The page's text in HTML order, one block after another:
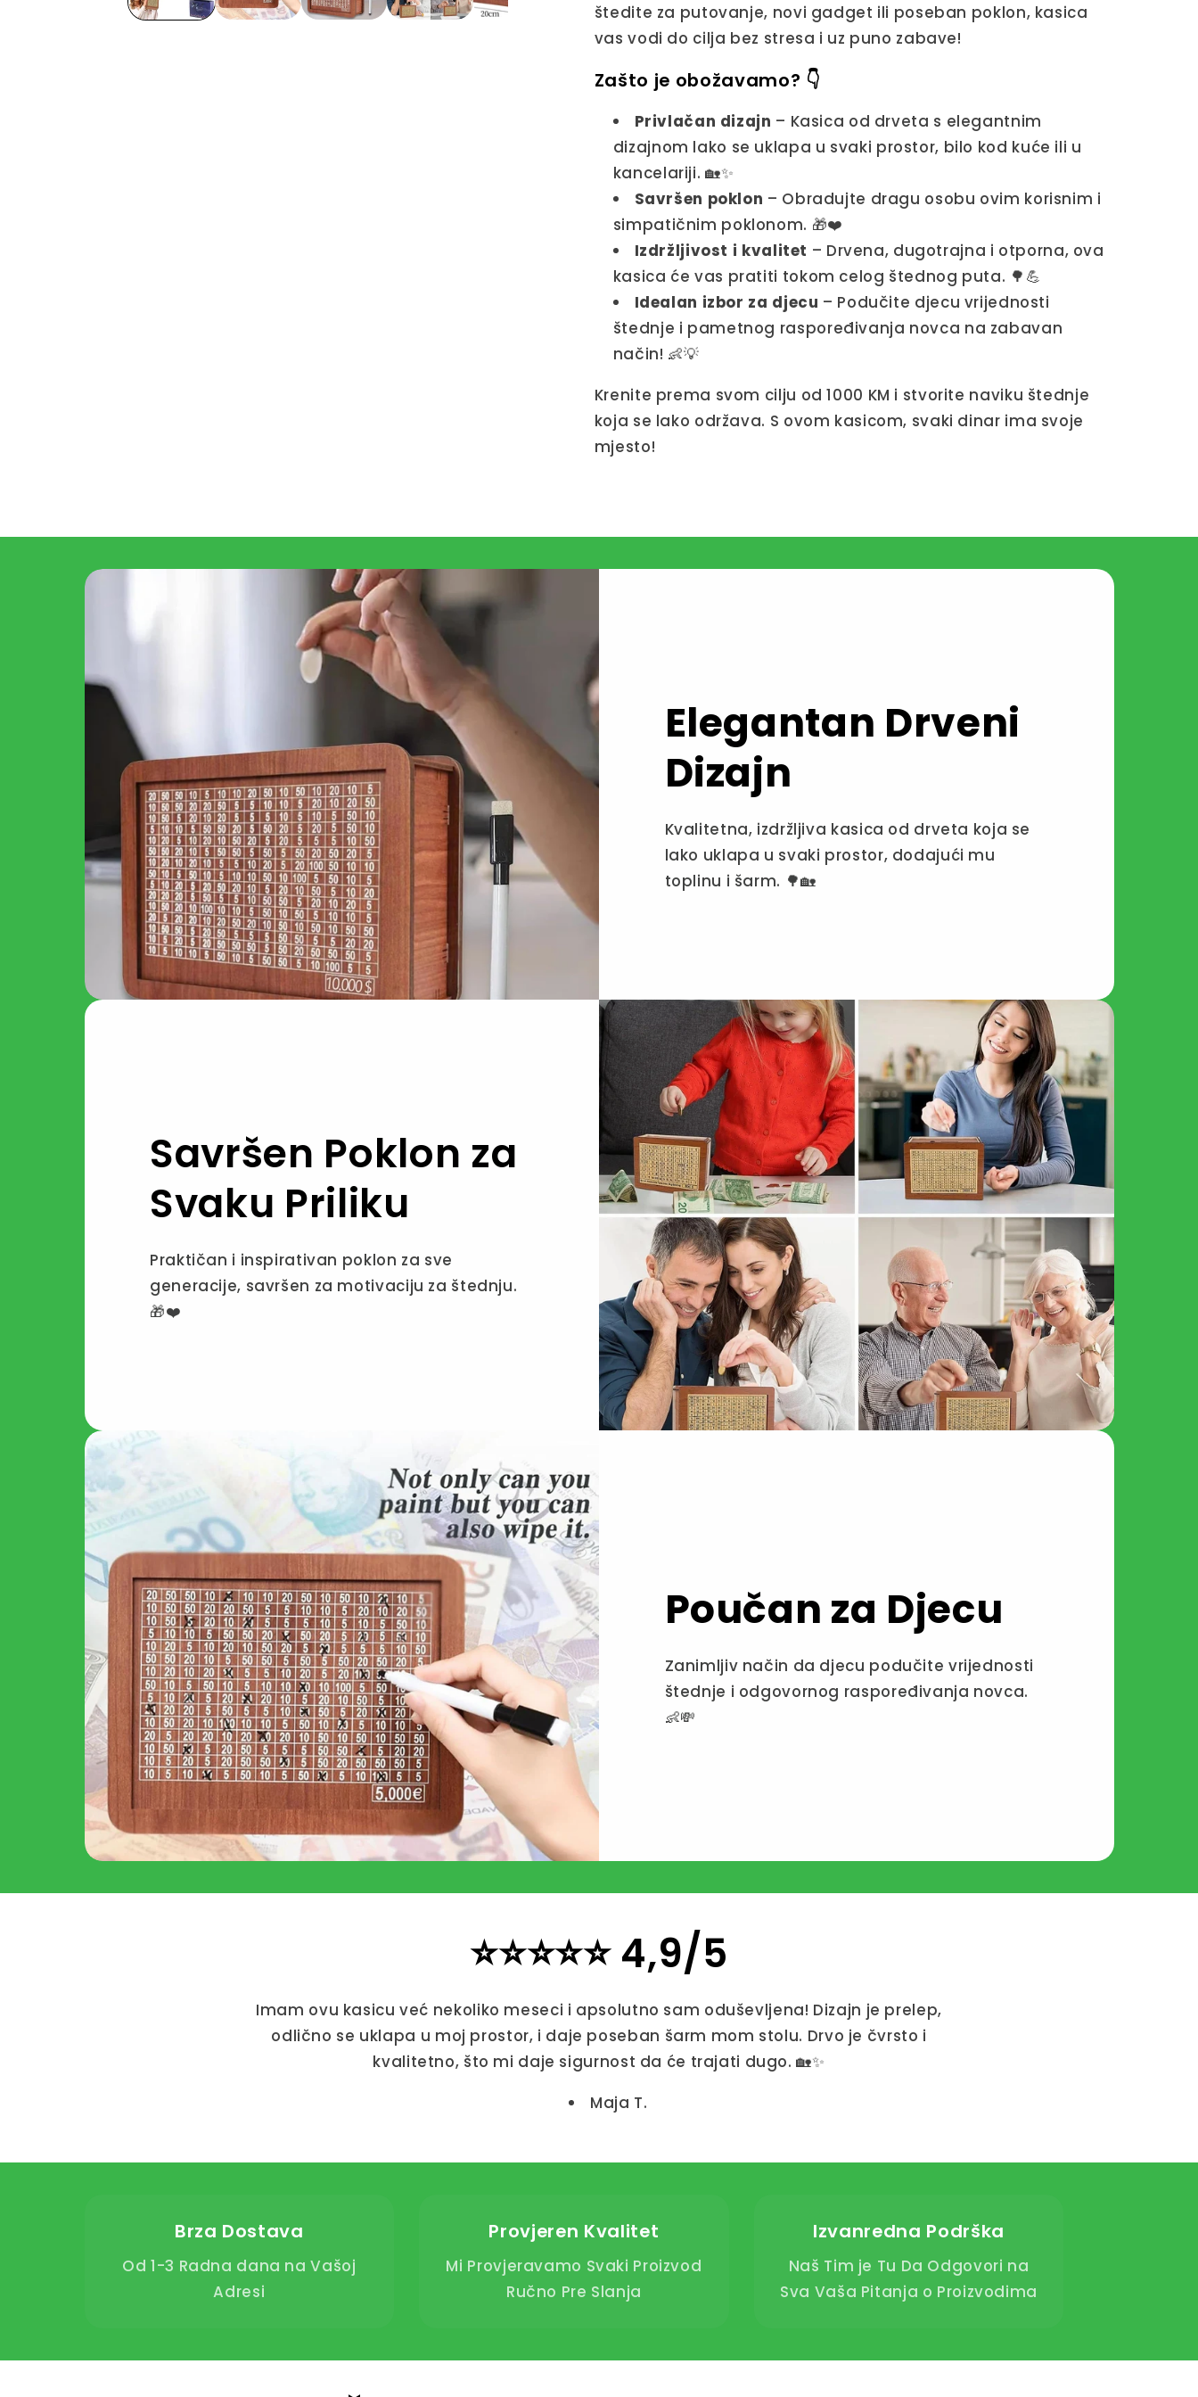
štedite za putovanje, novi gadget ili poseban poklon, kasica
vas vodi do cilja bez stresa i uz puno zabave!
Zašto je obožavamo? 👇
Privlačan dizajn – Kasica od drveta s elegantnim
dizajnom lako se uklapa u svaki prostor, bilo kod kuće ili u
kancelariji. 🏡✨
Savršen poklon – Obradujte dragu osobu ovim korisnim i
simpatičnim poklonom. 🎁❤️
Izdržljivost i kvalitet – Drvena, dugotrajna i otporna, ova
kasica će vas pratiti tokom celog štednog puta. 🌳💪
Idealan izbor za djecu – Podučite djecu vrijednosti
štednje i pametnog raspoređivanja novca na zabavan
način! 👶💡
Krenite prema svom cilju od 1000 KM i stvorite naviku štednje
koja se lako održava. S ovom kasicom, svaki dinar ima svoje
mjesto!
Elegantan Drveni
Dizajn
Kvalitetna, izdržljiva kasica od drveta koja se
lako uklapa u svaki prostor, dodajući mu
toplinu i šarm. 🌳🏡
Savršen Poklon za
Svaku Priliku
Praktičan i inspirativan poklon za sve
generacije, savršen za motivaciju za štednju.
🎁❤️
Poučan za Djecu
Zanimljiv način da djecu podučite vrijednosti
štednje i odgovornog raspoređivanja novca.
👶💸
⭐⭐⭐⭐⭐ 4,9/5
Imam ovu kasicu već nekoliko meseci i apsolutno sam oduševljena! Dizajn je prelep,
odlično se uklapa u moj prostor, i daje poseban šarm mom stolu. Drvo je čvrsto i
kvalitetno, što mi daje sigurnost da će trajati dugo. 🏡✨
Maja T.
Brza Dostava
Od 1-3 Radna dana na Vašoj
Adresi
Provjeren Kvalitet
Mi Provjeravamo Svaki Proizvod
Ručno Pre Slanja
Izvanredna Podrška
Naš Tim je Tu Da Odgovori na
Sva Vaša Pitanja o Proizvodima